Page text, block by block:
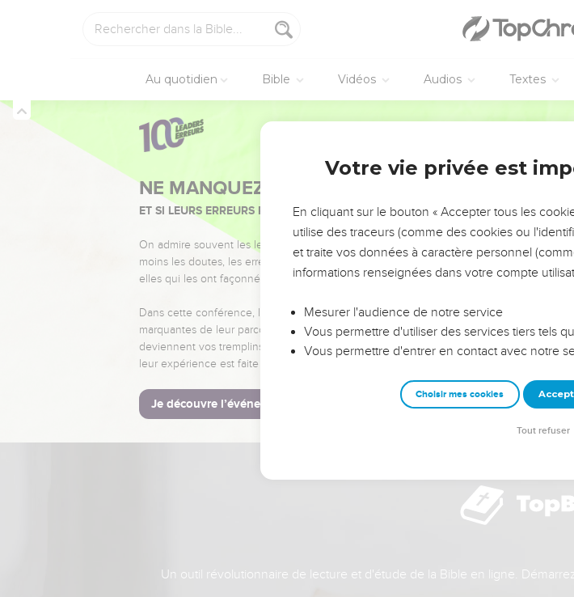
Au quotidien Bible Vidéos Audios Textes
NE MANQUEZ PAS L’ÉVÉNEMENT DE L’ANNÉE !
ET SI LEURS ERREURS POUVAIENT VOUS ÉVITER LES VOTRES ?
On admire souvent les leaders pour leurs réussites, leur impact, leur foi ou leur vision.
moins les doutes, les erreurs et les saisons difficiles qu'ils ont traversés, alors même que
elles qui les ont façonnés.
Dans cette conférence, leaders, entrepreneurs, et responsables reviennent sur les erreurs
marquantes de leur parcours et les clés pour avancer avec plus de sagesse afin que
deviennent vos tremplins. Que vous guidiez un ministère, une équipe, un groupe ou
leur expérience est faite pour vous.
Je découvre l’événement
Un outil révolutionnaire de lecture et d'étude de la Bible en ligne.
Votre vie privée est
En cliquant sur le bouton « Accepter tous les
utilise des traceurs (comme des cookies ou
et traite vos données à caractère personnel
informations renseignées dans votre compte
Mesurer l'audience de notre service
Vous permettre d'utiliser des services tiers tels
Vous permettre d'entrer en contact avec notre
Choisir mes cookies
Tout refuser